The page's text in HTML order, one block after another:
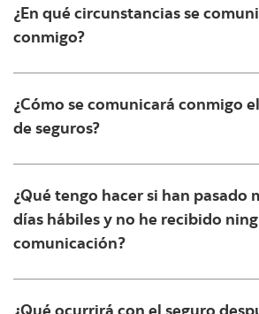
¿En qué circunstancias se
conmigo?
¿Cómo se comunicará conmigo
de seguros?
¿Qué tengo hacer si han pasado
días hábiles y no he recibido
comunicación?